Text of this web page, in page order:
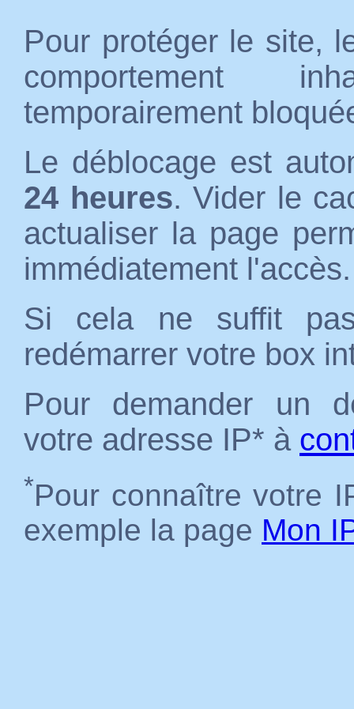
Pour protéger le site,
comportement
temporairement
Le déblocage est
24 heures. Vider le
actualiser la page
immédiatement l'accès.
Si cela ne suffit
redémarrer votre box
Pour demander un
votre adresse IP* à
*Pour connaître votre
exemple la page Mon